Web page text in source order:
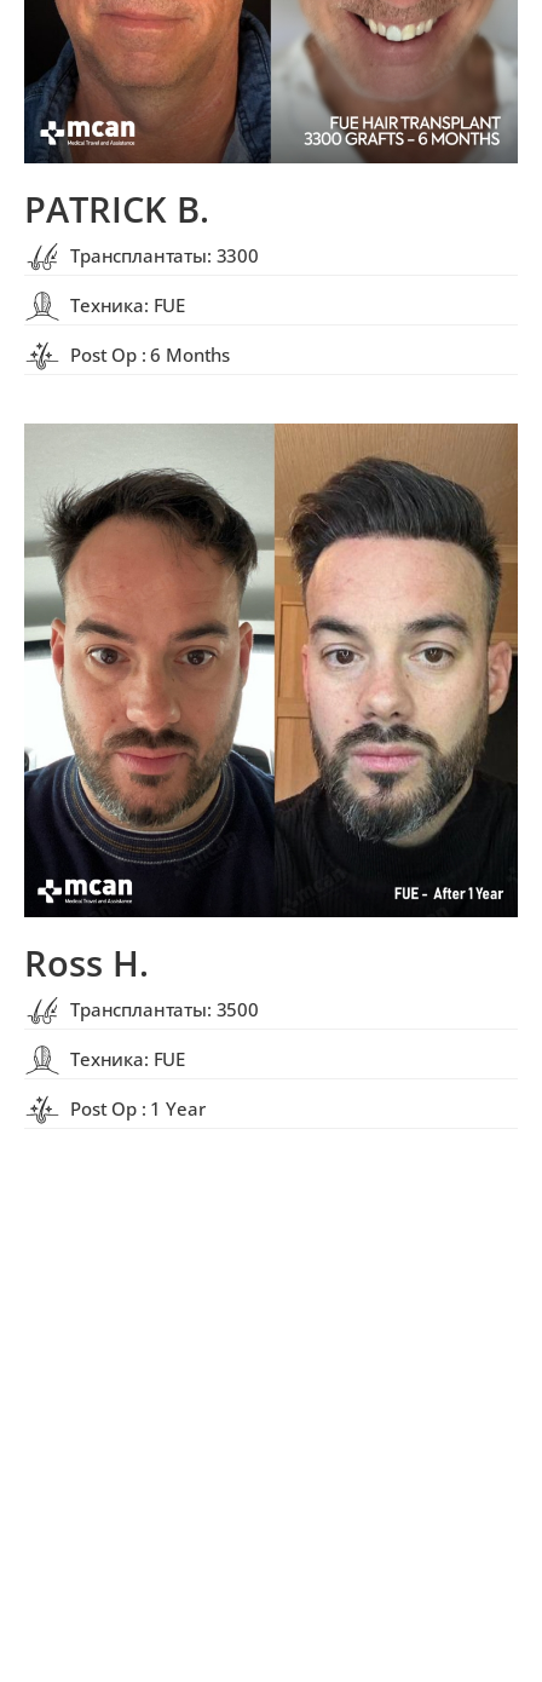
PATRICK B.
Трансплантаты: 3300
Техника: FUE
Post Op : 6 Months
Ross H.
Трансплантаты: 3500
Техника: FUE
Post Op : 1 Year